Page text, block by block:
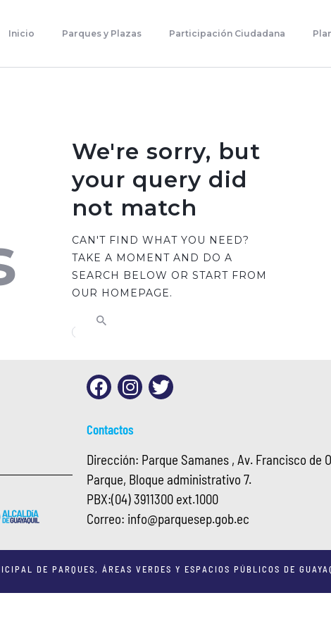
Inicio Parques y Plazas Participación Ciudadana
Parques Y Plazas
Planificación Estratégica
We're sorry, but
your query did
not match
CAN'T FIND WHAT YOU NEED?
TAKE A MOMENT AND DO A
SEARCH BELOW OR START FROM
OUR HOMEPAGE.
Contactos
Dirección: Parque Samanes , Av. Francisco de
Parque, Bloque administrativo 7.
PBX:(04) 3911300 ext.1000
Correo: info@parquesep.gob.ec
DE PARQUES, ÁREAS VERDES Y ESPACIOS PÚBLICOS DE